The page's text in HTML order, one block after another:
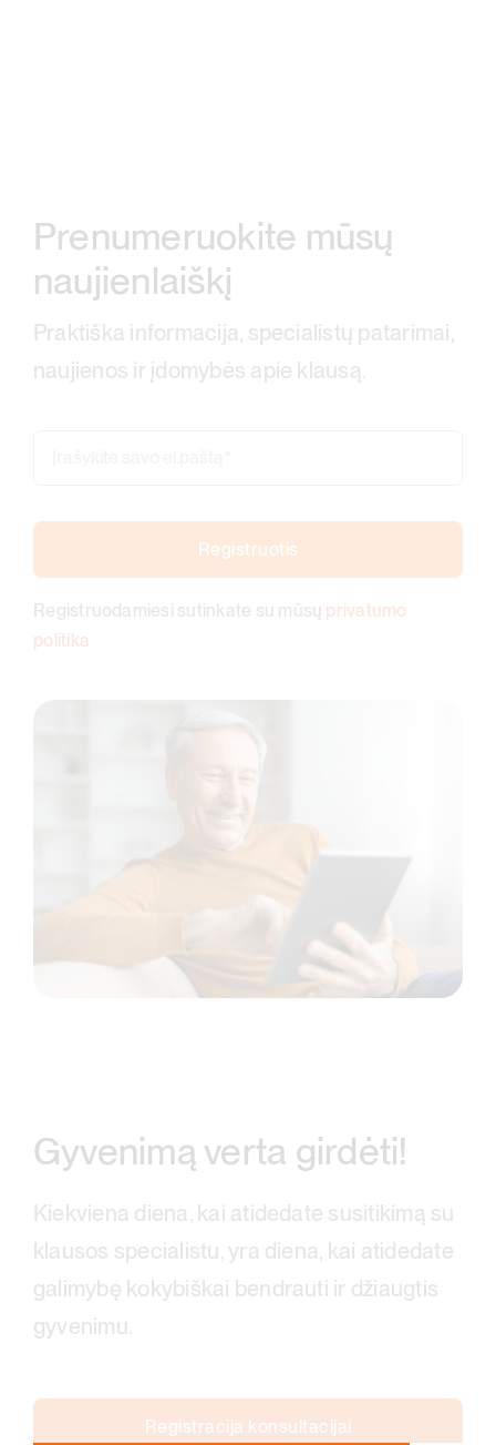
Prenumeruokite mūsų
naujienlaiškį
Praktiška informacija, specialistų patarimai,
naujienos ir įdomybės apie klausą.
Registruotis
Registruodamiesi sutinkate su mūsų privatumo
politika
Gyvenimą verta girdėti!
Kiekviena diena, kai atidedate susitikimą su
klausos specialistu, yra diena, kai atidedate
galimybę kokybiškai bendrauti ir džiaugtis
gyvenimu.
Registracija konsultacijai